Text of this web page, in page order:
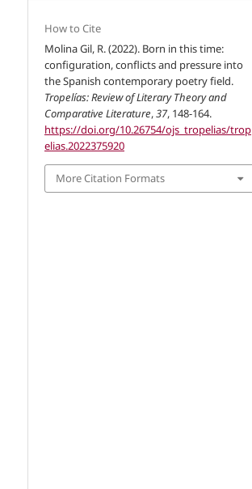
How to Cite
Molina Gil, R. (2022). Born in this time:
configuration, conflicts and pressure into
the Spanish contemporary poetry field.
Tropelías: Review of Literary Theory and
Comparative Literature,37, 148-164.
https://doi.org/10.26754/ojs_tropelias/trop
elias.2022375920
More Citation Formats